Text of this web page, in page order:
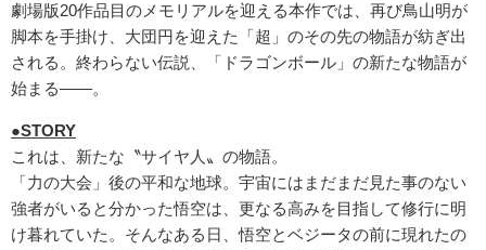
劇場版20作品目のメモリアルを迎える本作では、再び鳥山明が
脚本を手掛け、大団円を迎えた「超」のその先の物語が紡ぎ出
される。終わらない伝説、「ドラゴンボール」の新たな物語が
始まる――。
●STORY
これは、新たな〝サイヤ人〟の物語。
「力の大会」後の平和な地球。宇宙にはまだまだ見た事のない
強者がいると分かった悟空は、更なる高みを目指して修行に明
け暮れていた。そんなある日、悟空とベジータの前に現れたの